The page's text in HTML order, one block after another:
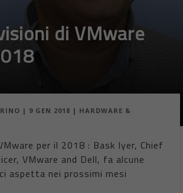
di VMware
| 9 GEN 2018 | HARDWARE &
per il 2018 : Bask Iyer, Chief
VMware and Dell, fa alcune
aspetta nei prossimi mesi